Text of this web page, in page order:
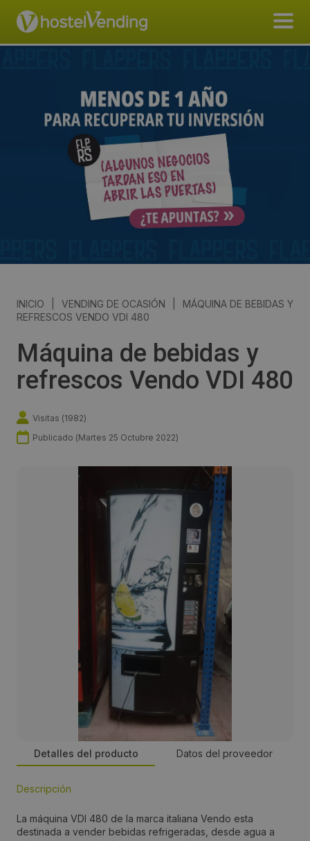
INICIO VENDING DE OCASIÓN
MÁQUINA DE BEBIDAS Y
REFRESCOS VENDO VDI 480
Máquina de bebidas y
refrescos Vendo VDI 480
Visitas (1982)
Publicado (Martes 25 Octubre 2022)
Detalles del producto Datos del proveedor
Descripción
La máquina VDI 480 de la marca italiana Vendo esta
destinada a vender bebidas refrigeradas, desde agua a
Vendo